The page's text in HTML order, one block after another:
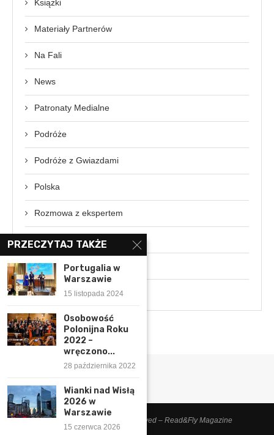
Książki
Materiały Partnerów
Na Fali
News
Patronaty Medialne
Podróże
Podróże z Gwiazdami
Polska
Rozmowa z ekspertem
Świat
Wydarzenia
Wywiady
© 2014-2025 – All Right Reserved – Read&Fly Magazine
PRZECZYTAJ TAKŻE
Portugalia w
Warszawie
15 listopada 2024
Osobowość
Polonijna Roku
2022 –
wręczono...
28 października 2022
Wianki nad Wisłą
2026 w
Warszawie
15 czerwca 2026